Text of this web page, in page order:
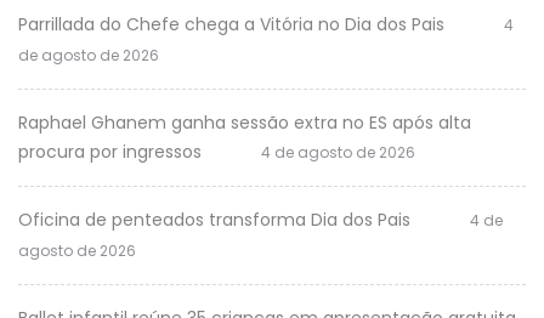
Parrillada do Chefe chega a Vitória no Dia dos Pais
4
de agosto de 2026
Raphael Ghanem ganha sessão extra no ES após alta
procura por ingressos
4 de agosto de 2026
Oficina de penteados transforma Dia dos Pais
4 de
agosto de 2026